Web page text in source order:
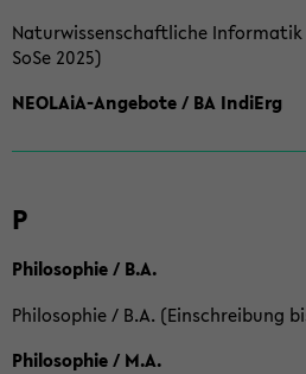
Naturwissenschaftliche Informatik
SoSe 2025)
NEOLAiA-Angebote / BA IndiErg
P
Philosophie / B.A.
Philosophie / B.A. (Einschreibung
Philosophie / M.A.